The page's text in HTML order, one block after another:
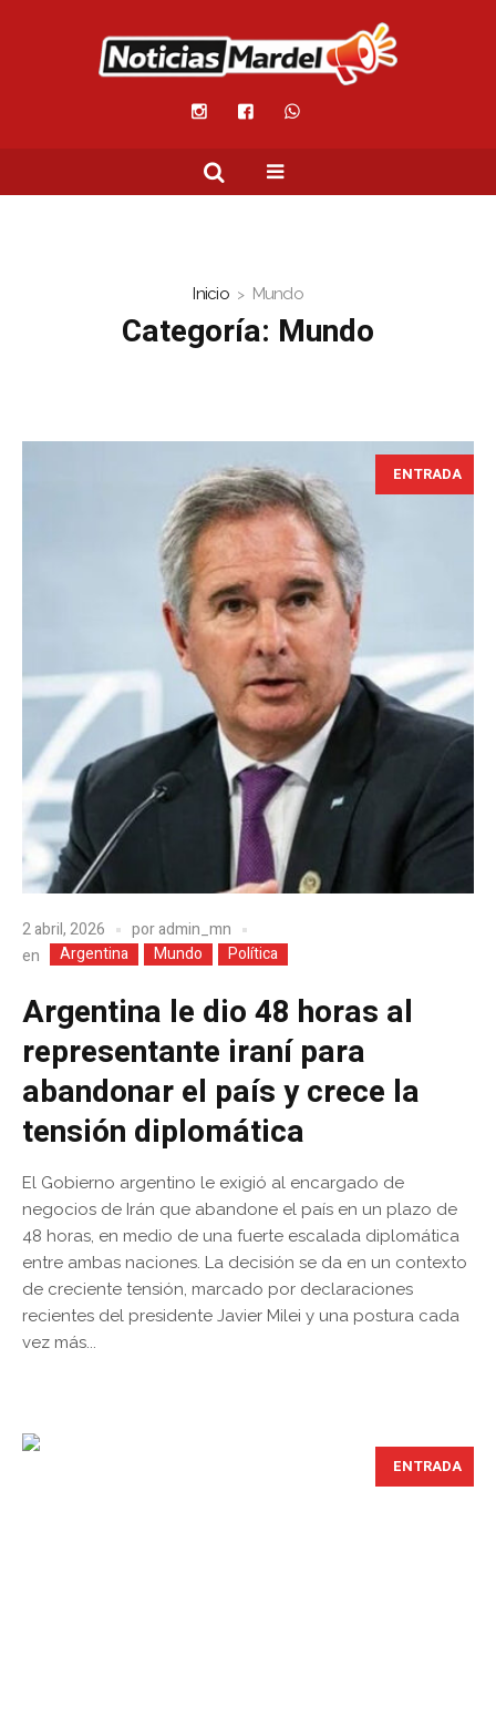
Inicio Mundo
Categoría: Mundo
ENTRADA
2 abril, 2026 poradmin_mn
en
Argentina Mundo Política
Argentina le dio 48 horas al
representante iraní para
abandonar el país y crece la
tensión diplomática
El Gobierno argentino le exigió al encargado de
negocios de Irán que abandone el país en un plazo de
48 horas, en medio de una fuerte escalada diplomática
entre ambas naciones. La decisión se da en un contexto
de creciente tensión, marcado por declaraciones
recientes del presidente Javier Milei y una postura cada
vez más...
ENTRADA